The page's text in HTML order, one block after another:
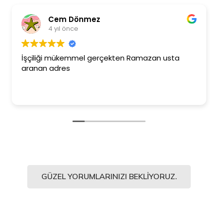
Cem Dönmez
4 yıl önce
İşçiliği mükemmel gerçekten Ramazan usta
aranan adres
GÜZEL YORUMLARINIZI BEKLIYORUZ.